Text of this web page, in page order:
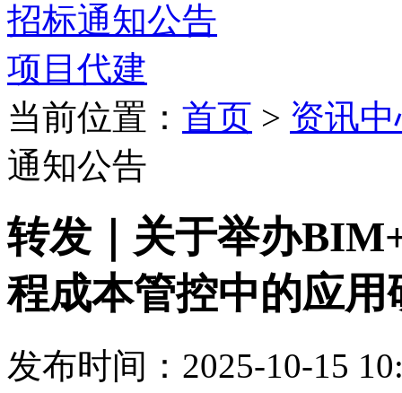
招标通知公告
项目代建
当前位置： 首页 > 资讯
通知公告
转发｜关于举办
程成本管控中的应
发布时间：2025-10-15